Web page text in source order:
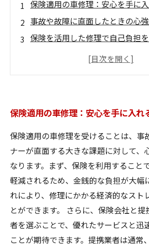
保険適用の車修理：安心を手に
事故や故障に直面したときの心
保険を活用した修理で自己負担
提携修理業者の選び方とは？質
道
あなたの車を守るための賢い選
修理がもたらすメリット
保険適用の車修理：安心を手に入れ
保険適用の車修理を受けることは、事
ナーが直面する大きな課題に対して、
なります。まず、保険を利用すること
軽減されるため、金銭的な負担が大幅
れにより、修理にかかる経済的なスト
とができます。 さらに、保険会社と
者を選ぶことで、優れたサービスと迅
ことが期待できます。提携業者は通常